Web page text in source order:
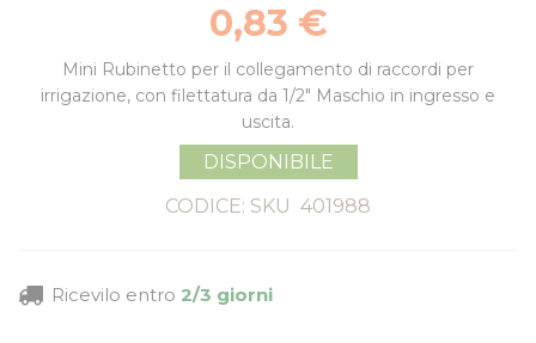
immagini
0,83 €
Mini Rubinetto per il collegamento di raccordi per
irrigazione, con filettatura da 1/2" Maschio in ingresso e
uscita.
DISPONIBILE
CODICE: SKU 401988
Ricevilo entro 2/3 giorni